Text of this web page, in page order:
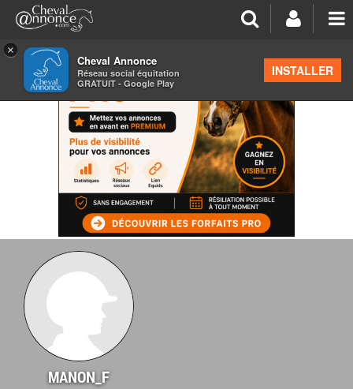
×
Cheval Annonce
Réseau social équitation
GRATUIT - Google Play
INSTALLER
MANON_F